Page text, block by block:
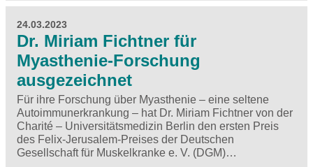
24.03.2023
Dr. Miriam Fichtner für
Myasthenie-Forschung
ausgezeichnet
Für ihre Forschung über Myasthenie – eine seltene
Autoimmunerkrankung – hat Dr. Miriam Fichtner von der
Charité – Universitätsmedizin Berlin den ersten Preis
des Felix-Jerusalem-Preises der Deutschen
Gesellschaft für Muskelkranke e. V. (DGM)…